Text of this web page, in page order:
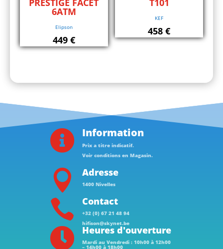
PRESTIGE FACET
6ATM
Elipson
449 €
T101
KEF
458€
 Information
Prix a titre indicatif.
Voir conditions en Magasin.
 Adresse
1400 Nivelles
 Contact
+32 (0) 67 21 48 94
hifison@skynet.be
 Heures d'ouverture
Mardi au Vendredi : 10h00 à 12h00
– 14h00 à 18h00